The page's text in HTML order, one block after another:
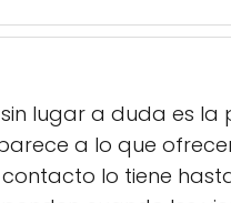
lugar a duda es
a lo que
lo tiene